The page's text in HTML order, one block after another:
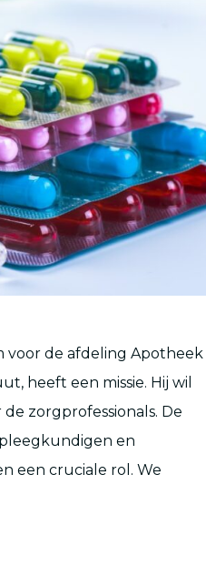
voor de afdeling Apotheek
heeft een missie. Hij wil
zorgprofessionals. De
en
een cruciale rol. We